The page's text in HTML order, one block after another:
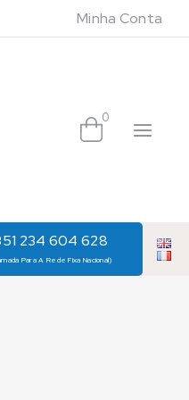
Minha Conta
0
234 604 628
Para A Rede Fixa Nacional)